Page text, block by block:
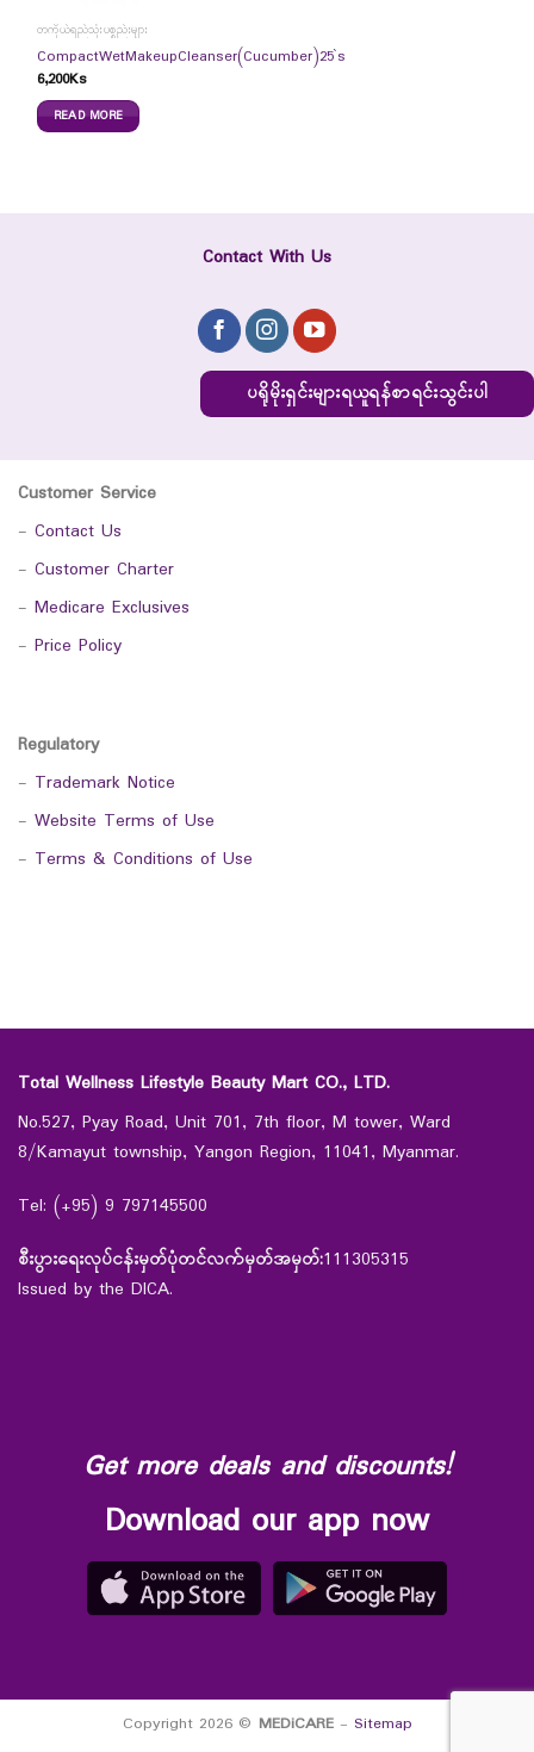
တကိုယ်ရည်သုံးပစ္စည်းများ
CompactWetMakeupCleanser(Cucumber)25`s
6,200Ks
READ MORE
Contact With Us
ပရိုမိုးရှင်းများရယူရန်စာရင်းသွင်းပါ
Customer Service
- Contact Us
- Customer Charter
- Medicare Exclusives
- Price Policy
Regulatory
- Trademark Notice
- Website Terms of Use
- Terms & Conditions of Use
Total Wellness Lifestyle Beauty Mart CO., LTD.
No.527, Pyay Road, Unit 701, 7th floor, M tower, Ward
8/Kamayut township, Yangon Region, 11041, Myanmar.
Tel: (+95) 9 797145500
စီးပွားရေးလုပ်ငန်းမှတ်ပုံတင်လက်မှတ်အမှတ်:111305315
Issued by the DICA.
Get more deals and discounts!
Download our app now
Copyright 2026 © MEDiCARE- Sitemap